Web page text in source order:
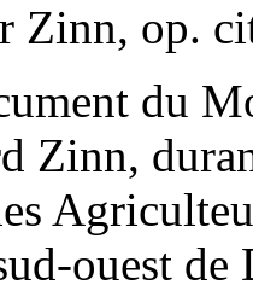
Zinn, op.
du
Zinn,
ouest